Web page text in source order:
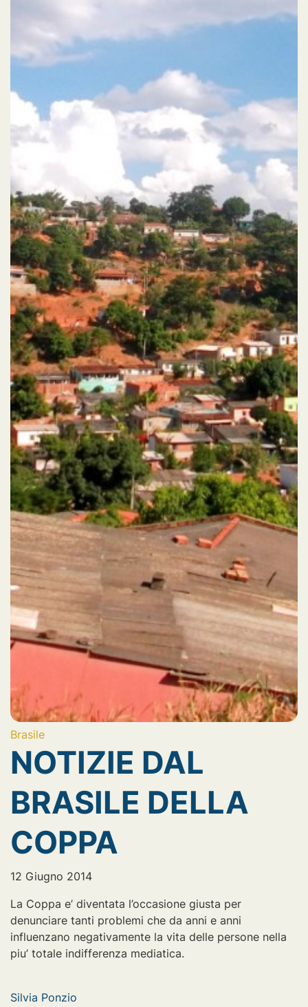
Brasile
NOTIZIE DAL
BRASILE DELLA
COPPA
12 Giugno 2014
La Coppa e’ diventata l’occasione giusta per
denunciare tanti problemi che da anni e anni
influenzano negativamente la vita delle persone nella
piu’ totale indifferenza mediatica.
Silvia Ponzio